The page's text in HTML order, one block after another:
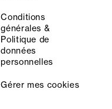
Conditions
générales &
Politique de
données
personnelles
Gérer mes cookies